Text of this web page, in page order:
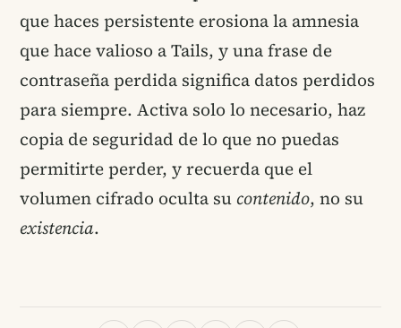
que haces persistente erosiona la amnesia
que hace valioso a Tails, y una frase de
contraseña perdida significa datos perdidos
para siempre. Activa solo lo necesario, haz
copia de seguridad de lo que no puedas
permitirte perder, y recuerda que el
volumen cifrado oculta su contenido, no su
existencia.